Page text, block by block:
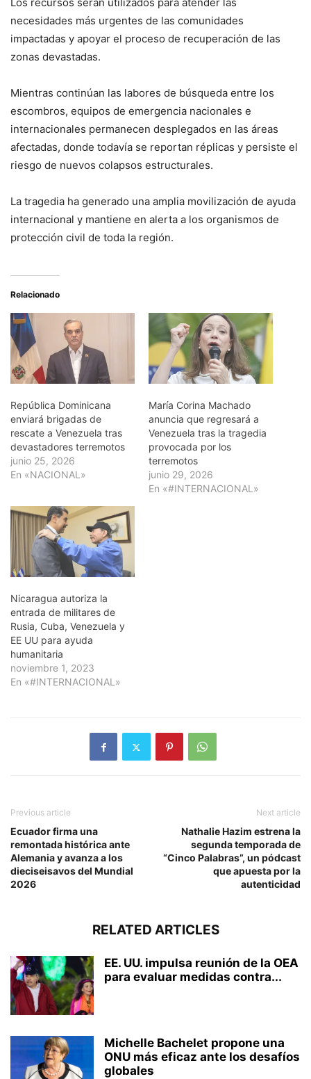
necesidades más urgentes de las comunidades
impactadas y apoyar el proceso de recuperación de las
zonas devastadas.
Mientras continúan las labores de búsqueda entre los
escombros, equipos de emergencia nacionales e
internacionales permanecen desplegados en las áreas
afectadas, donde todavía se reportan réplicas y persiste el
riesgo de nuevos colapsos estructurales.
La tragedia ha generado una amplia movilización de ayuda
internacional y mantiene en alerta a los organismos de
protección civil de toda la región.
Relacionado
República Dominicana
enviará brigadas de
rescate a Venezuela tras
devastadores terremotos
junio 25, 2026
En «NACIONAL»
María Corina Machado
anuncia que regresará a
Venezuela tras la tragedia
provocada por los
terremotos
junio 29, 2026
En «#INTERNACIONAL»
Nicaragua autoriza la
entrada de militares de
Rusia, Cuba, Venezuela y
EE UU para ayuda
humanitaria
noviembre 1, 2023
En «#INTERNACIONAL»
Previous article
Ecuador firma una
remontada histórica ante
Alemania y avanza a los
dieciseisavos del Mundial
2026
Next article
Nathalie Hazim estrena la
segunda temporada de
“Cinco Palabras”, un pódcast
que apuesta por la
autenticidad
RELATED ARTICLES
EE. UU. impulsa reunión de la OEA
para evaluar medidas contra...
Michelle Bachelet propone una
ONU más eficaz ante los desafíos
globales